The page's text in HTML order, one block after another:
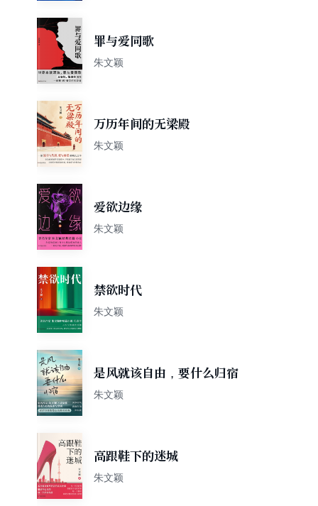
罪与爱同歌
朱文颖
万历年间的无梁殿
朱文颖
爱欲边缘
朱文颖
禁欲时代
朱文颖
是风就该自由，要什么归宿
朱文颖
高跟鞋下的迷城
朱文颖